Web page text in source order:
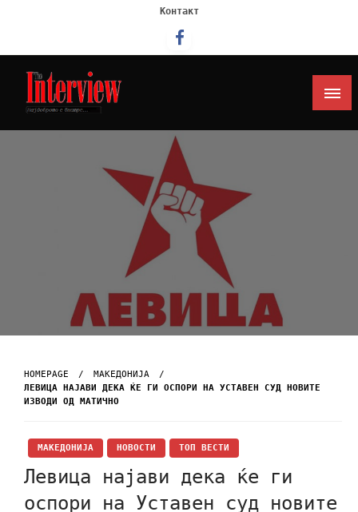
Контакт
Интервју
HOMEPAGE
МАКЕДОНИЈА
ЛЕВИЦА НАЈАВИ ДЕКА ЌЕ ГИ ОСПОРИ НА УСТАВЕН СУД НОВИТЕ
ИЗВОДИ ОД МАТИЧНО
МАКЕДОНИЈА НОВОСТИ ТОП ВЕСТИ
Левица најави дека ќе ги
оспори на Уставен суд новите